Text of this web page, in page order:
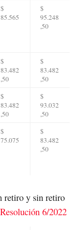
$
85.565
$
95.248
,50
$
83.482
,50
$
83.482
,50
$
83.482
,50
$
93.032
,50
$
75.075
$
83.482
,50
retiro y sin retiro
Resolución 6/2022